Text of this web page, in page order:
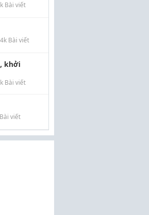
Bài viết
Bài viết
khởi
Bài viết
viết